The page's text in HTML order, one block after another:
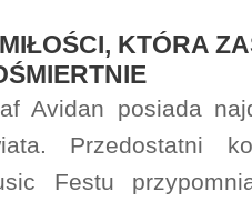
KTÓRA
Avidan posiada
Przedostatni
Festu